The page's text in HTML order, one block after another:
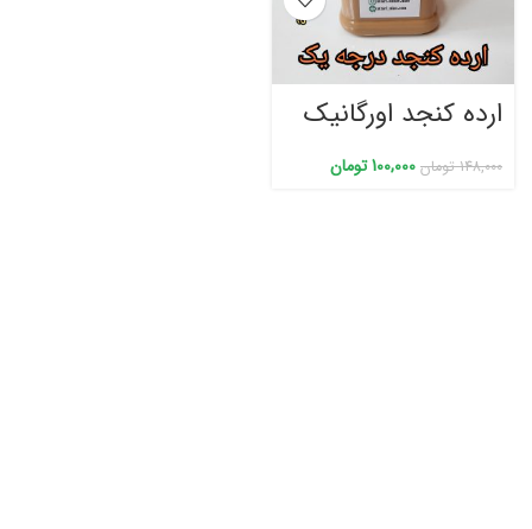
ارده کنجد اورگانیک
148,000 تومان 100,000تومان